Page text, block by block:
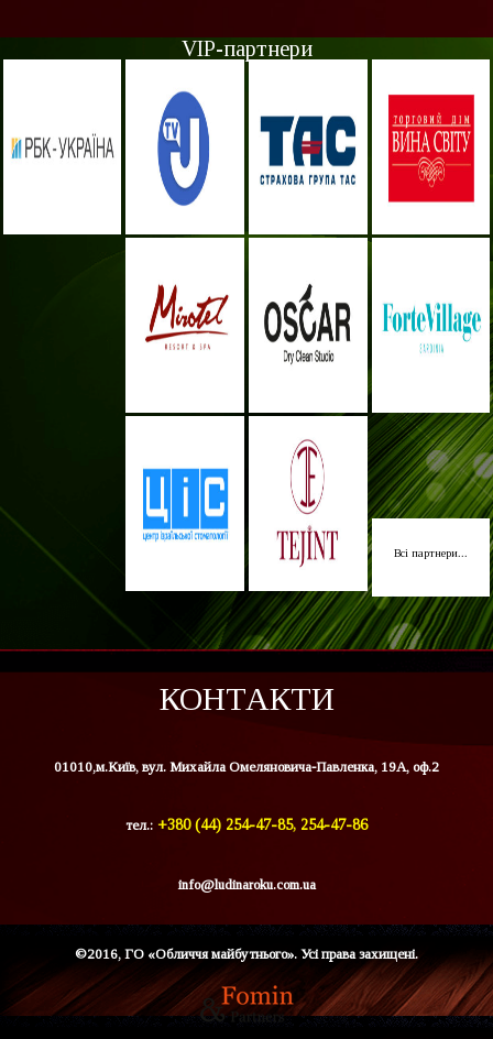
VIP-партнери
Всі партнери...
КОНТАКТИ
01010,м.Київ, вул. Михайла Омеляновича-Павленка, 19А, оф.2
тел.: +380 (44) 254-47-85, 254-47-86
info@ludinaroku.com.ua
©2016, ГО «Обличчя майбутнього». Усі права захищені.